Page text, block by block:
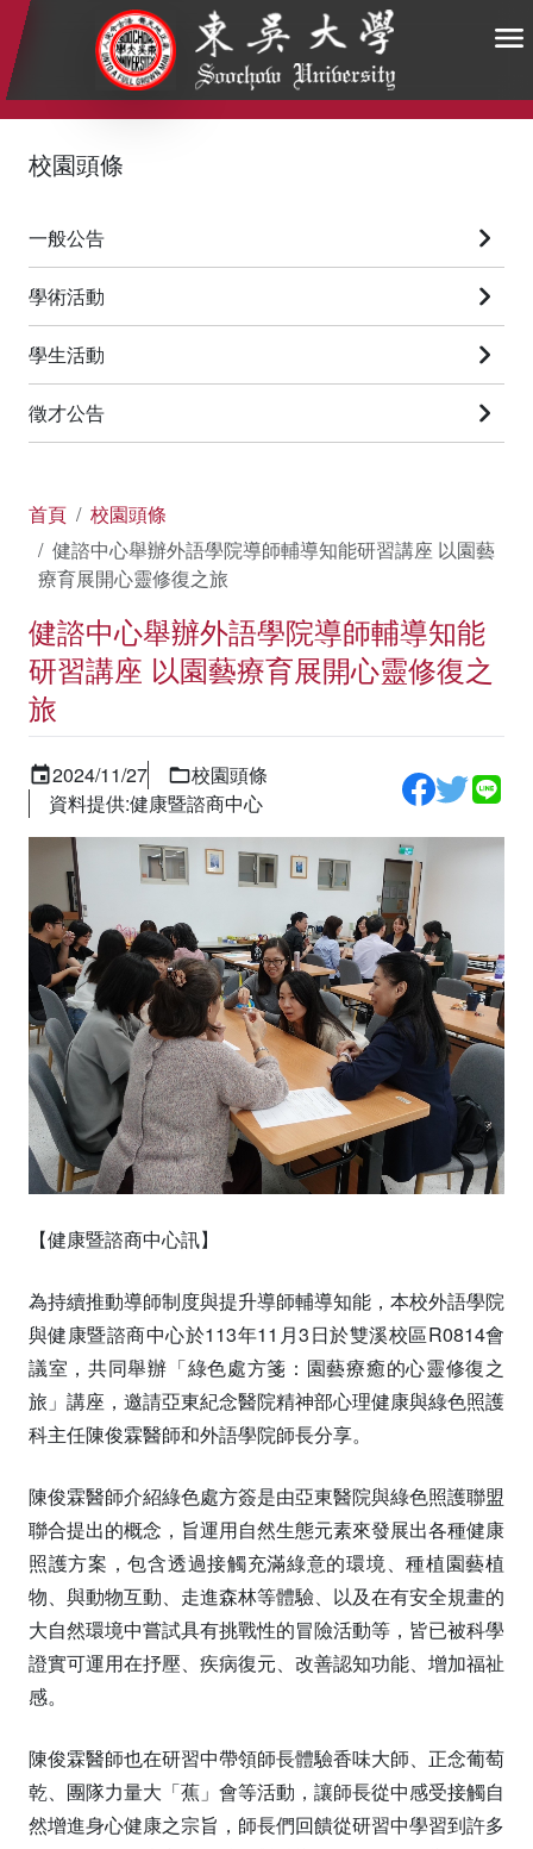
:::
校園頭條
一般公告
學術活動
學生活動
徵才公告
首頁
校園頭條
健諮中心舉辦外語學院導師輔導知能研習講座 以園藝
療育展開心靈修復之旅
健諮中心舉辦外語學院導師輔導知能
研習講座 以園藝療育展開心靈修復之
旅
2024/11/27
校園頭條
資料提供:健康暨諮商中心
【健康暨諮商中心訊】
為持續推動導師制度與提升導師輔導知能，本校外語學院
與健康暨諮商中心於113年11月3日於雙溪校區R0814會
議室，共同舉辦「綠色處方箋：園藝療癒的心靈修復之
旅」講座，邀請亞東紀念醫院精神部心理健康與綠色照護
科主任陳俊霖醫師和外語學院師長分享。
陳俊霖醫師介紹綠色處方簽是由亞東醫院與綠色照護聯盟
聯合提出的概念，旨運用自然生態元素來發展出各種健康
照護方案，包含透過接觸充滿綠意的環境、種植園藝植
物、與動物互動、走進森林等體驗、以及在有安全規畫的
大自然環境中嘗試具有挑戰性的冒險活動等，皆已被科學
證實可運用在抒壓、疾病復元、改善認知功能、增加福祉
感。
陳俊霖醫師也在研習中帶領師長體驗香味大師、正念葡萄
乾、團隊力量大「蕉」會等活動，讓師長從中感受接觸自
然增進身心健康之宗旨，師長們回饋從研習中學習到許多